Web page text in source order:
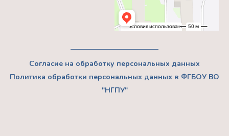
Согласие на обработку персональных данных
Политика обработки персональных данных в ФГБОУ ВО
"НГПУ"